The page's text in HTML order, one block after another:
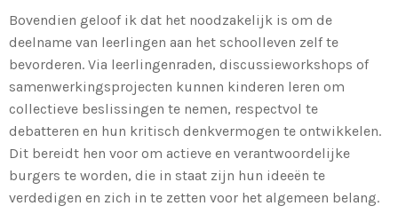
Bovendien geloof ik dat het noodzakelijk is om de
deelname van leerlingen aan het schoolleven zelf te
bevorderen. Via leerlingenraden, discussieworkshops of
samenwerkingsprojecten kunnen kinderen leren om
collectieve beslissingen te nemen, respectvol te
debatteren en hun kritisch denkvermogen te ontwikkelen.
Dit bereidt hen voor om actieve en verantwoordelijke
burgers te worden, die in staat zijn hun ideeën te
verdedigen en zich in te zetten voor het algemeen belang.